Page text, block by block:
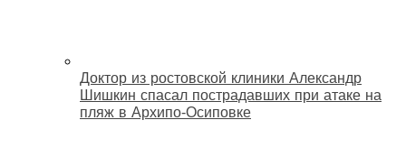
Доктор из ростовской клиники Александр
Шишкин спасал пострадавших при атаке на
пляж в Архипо‑Осиповке